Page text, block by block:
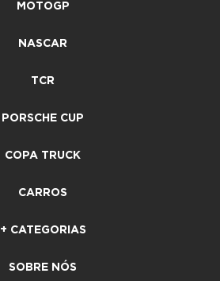
MOTOGP
NASCAR
TCR
PORSCHE CUP
COPA TRUCK
CARROS
+ CATEGORIAS
SOBRE NÓS